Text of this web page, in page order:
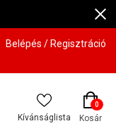
Belépés / Regisztráció
Kívánságlista
0
Kosár